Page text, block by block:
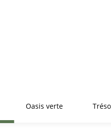
Oasis verte